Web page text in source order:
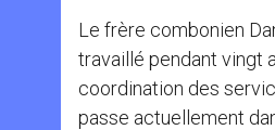
Le frère combonien
travaillé pendant vingt
coordination des
passe actuellement